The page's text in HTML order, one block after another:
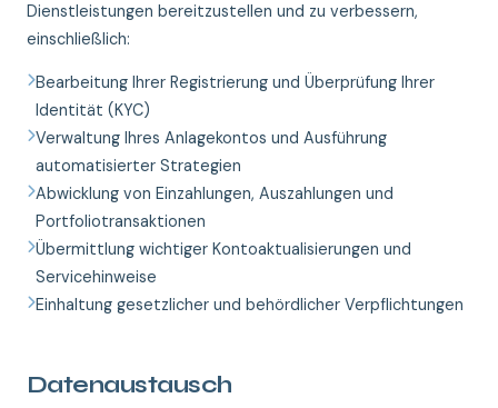
Dienstleistungen bereitzustellen und zu verbessern,
einschließlich:
Bearbeitung Ihrer Registrierung und Überprüfung Ihrer
Identität (KYC)
Verwaltung Ihres Anlagekontos und Ausführung
automatisierter Strategien
Abwicklung von Einzahlungen, Auszahlungen und
Portfoliotransaktionen
Übermittlung wichtiger Kontoaktualisierungen und
Servicehinweise
Einhaltung gesetzlicher und behördlicher Verpflichtungen
Datenaustausch